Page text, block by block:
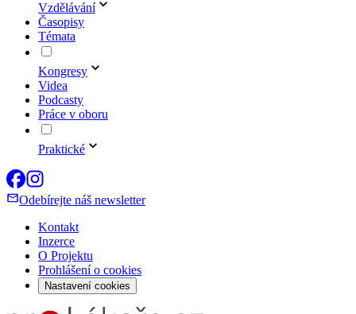
Vzdělávání
Časopisy
Témata
Kongresy
Videa
Podcasty
Práce v oboru
Praktické
Odebírejte náš newsletter
Kontakt
Inzerce
O Projektu
Prohlášení o cookies
Nastavení cookies